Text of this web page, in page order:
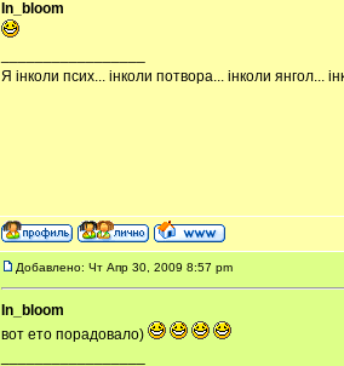
In_bloom
Я інколи псих... інколи потвора... інколи янгол...
Добавлено: Чт Апр 30, 2009 8:57 pm
In_bloom
вот ето порадовало)